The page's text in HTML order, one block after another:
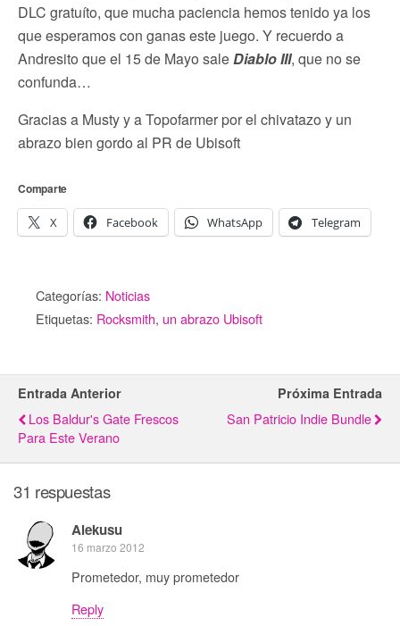
DLC gratuíto, que mucha paciencia hemos tenido ya los
que esperamos con ganas este juego. Y recuerdo a
Andresito que el 15 de Mayo sale Diablo III, que no se
confunda…
Gracias a Musty y a Topofarmer por el chivatazo y un
abrazo bien gordo al PR de Ubisoft
Comparte
X Facebook WhatsApp Telegram
Categorías: Noticias
Etiquetas: Rocksmith, un abrazo Ubisoft
Entrada Anterior
Los Baldur's Gate Frescos
Para Este Verano
Próxima Entrada
San Patricio Indie Bundle
31 respuestas
Alekusu
16 marzo 2012
Prometedor, muy prometedor
Reply